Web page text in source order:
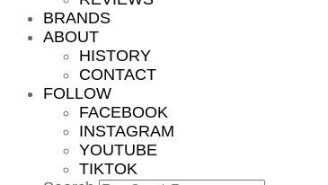
BRANDS
ABOUT
HISTORY
CONTACT
FOLLOW
FACEBOOK
INSTAGRAM
YOUTUBE
TIKTOK